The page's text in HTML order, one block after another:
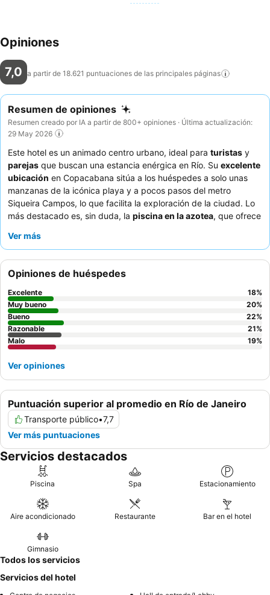
Opiniones
7,0 a partir de 18.621 puntuaciones de las principales páginas
Resumen de opiniones
Resumen creado por IA a partir de 800+ opiniones · Última actualización:
29 May 2026
Este hotel es un animado centro urbano, ideal para turistas y
parejas que buscan una estancia enérgica en Río. Su excelente
ubicación en Copacabana sitúa a los huéspedes a solo unas
manzanas de la icónica playa y a pocos pasos del metro
Siqueira Campos, lo que facilita la exploración de la ciudad. Lo
más destacado es, sin duda, la piscina en la azotea, que ofrece
y el Cristo Redentor. Los huéspedes elogian constantemente al
frescas, zumos y platos calientes. Para disfrutar de la mejor
experiencia, considere una habitación en un piso alto para
maximizar las vistas y minimizar el ruido de la calle.
Ver más
Puntuación superior al promedio en Río de Janeiro
Transporte público•7,7
Ver más puntuaciones
Opiniones de huéspedes
Excelente 18%
Muy bueno
20%
Bueno
22%
Razonable
21%
Malo
19%
Ver opiniones
Servicios destacados
Piscina Spa Estacionamiento
Aire acondicionado Restaurante Bar en el hotel
Gimnasio
Todos los servicios
Servicios del hotel